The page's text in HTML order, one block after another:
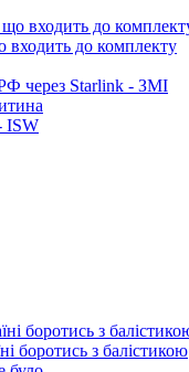
до комплекту
через Starlink - ЗМІ
ISW
боротись з балістикою